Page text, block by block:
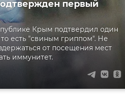
первый
Крым подтвердил один
есть "свиным гриппом". Не
от посещения мест
иммунитет.